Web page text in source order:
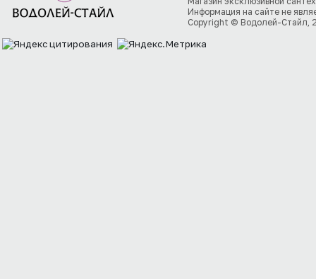
Информация на сайте не
Copyright © Водолей-Стайл,